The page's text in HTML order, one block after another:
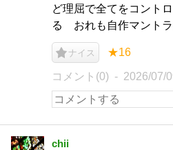
ど理屈で全てをコント
る おれも自作マント
ナイス ★16
コメント(0) 2026/07/
chii